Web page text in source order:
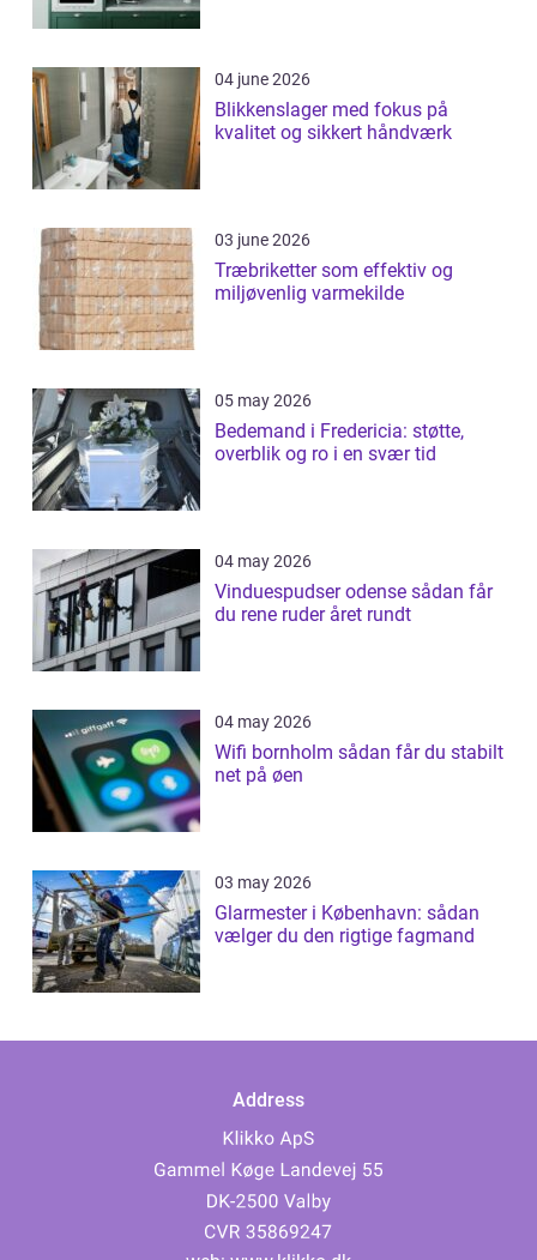
04 june 2026
Blikkenslager med fokus på
kvalitet og sikkert håndværk
03 june 2026
Træbriketter som effektiv og
miljøvenlig varmekilde
05 may 2026
Bedemand i Fredericia: støtte,
overblik og ro i en svær tid
04 may 2026
Vinduespudser odense sådan får
du rene ruder året rundt
04 may 2026
Wifi bornholm sådan får du stabilt
net på øen
03 may 2026
Glarmester i København: sådan
vælger du den rigtige fagmand
Address